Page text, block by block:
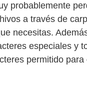
probablemente
a través de
necesitas.
especiales y
permitido para